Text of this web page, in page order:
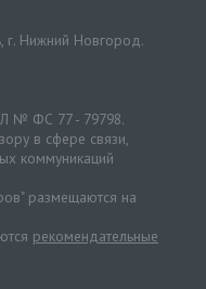
г. Нижний Новгород.
№ ФС 77 - 79798.
в сфере связи,
коммуникаций
размещаются на
рекомендательные